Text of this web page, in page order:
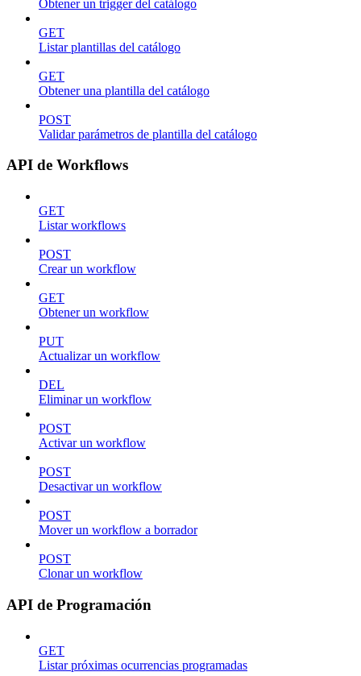
Obtener un trigger del catálogo
GET
Listar plantillas del catálogo
GET
Obtener una plantilla del catálogo
POST
Validar parámetros de plantilla del catálogo
API de Workflows
GET
Listar workflows
POST
Crear un workflow
GET
Obtener un workflow
PUT
Actualizar un workflow
DEL
Eliminar un workflow
POST
Activar un workflow
POST
Desactivar un workflow
POST
Mover un workflow a borrador
POST
Clonar un workflow
API de Programación
GET
Listar próximas ocurrencias programadas